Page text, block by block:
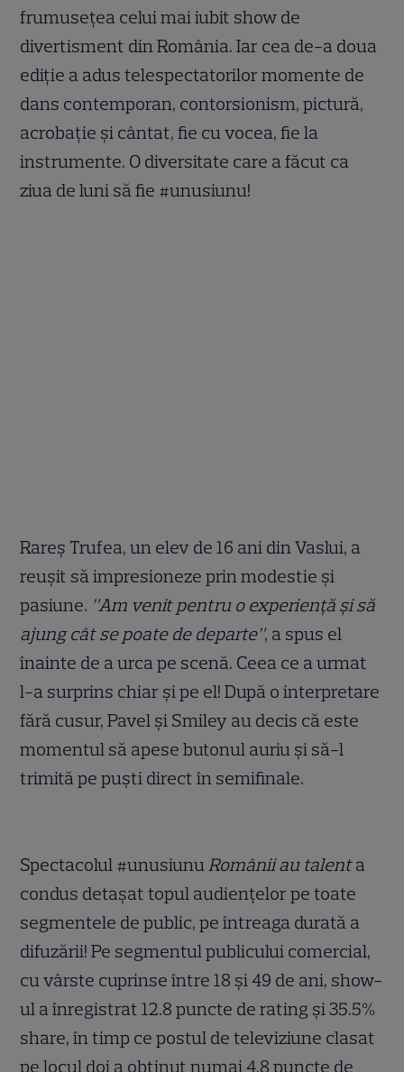
frumusețea celui mai iubit show de
divertisment din România. Iar cea de-a doua
ediție a adus telespectatorilor momente de
dans contemporan, contorsionism, pictură,
acrobație și cântat, fie cu vocea, fie la
instrumente. O diversitate care a făcut ca
ziua de luni să fie #unusiunu!
Rareș Trufea, un elev de 16 ani din Vaslui, a
reușit să impresioneze prin modestie și
pasiune. ”Am venit pentru o experiență și să
ajung cât se poate de departe”, a spus el
înainte de a urca pe scenă. Ceea ce a urmat
l-a surprins chiar și pe el! După o interpretare
fără cusur, Pavel și Smiley au decis că este
momentul să apese butonul auriu și să-l
trimită pe puști direct în semifinale.
Spectacolul #unusiunuRomânii au talenta
condus detașat topul audiențelor pe toate
segmentele de public, pe întreaga durată a
difuzării! Pe segmentul publicului comercial,
cu vârste cuprinse între 18 și 49 de ani, show-
ul a înregistrat 12.8 puncte de rating și 35.5%
share, în timp ce postul de televiziune clasat
pe locul doi a obţinut numai 4.8 puncte de